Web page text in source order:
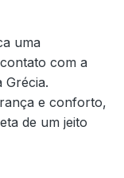
uma
com a
Grécia.
e conforto,
de um jeito